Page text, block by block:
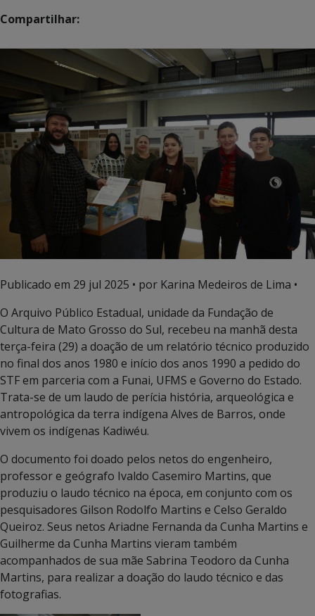
Compartilhar:
Publicado em 29 jul 2025 • por Karina Medeiros de Lima •
O Arquivo Público Estadual, unidade da Fundação de
Cultura de Mato Grosso do Sul, recebeu na manhã desta
terça-feira (29) a doação de um relatório técnico produzido
no final dos anos 1980 e início dos anos 1990 a pedido do
STF em parceria com a Funai, UFMS e Governo do Estado.
Trata-se de um laudo de perícia história, arqueológica e
antropológica da terra indígena Alves de Barros, onde
vivem os indígenas Kadiwéu.
O documento foi doado pelos netos do engenheiro,
professor e geógrafo Ivaldo Casemiro Martins, que
produziu o laudo técnico na época, em conjunto com os
pesquisadores Gilson Rodolfo Martins e Celso Geraldo
Queiroz. Seus netos Ariadne Fernanda da Cunha Martins e
Guilherme da Cunha Martins vieram também
acompanhados de sua mãe Sabrina Teodoro da Cunha
Martins, para realizar a doação do laudo técnico e das
fotografias.